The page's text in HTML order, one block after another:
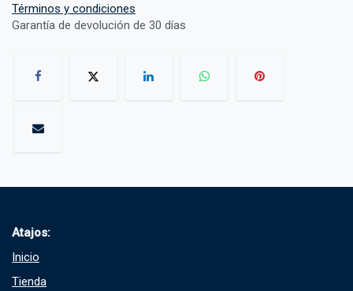
Términos y condiciones
Garantía de devolución de 30 días
Atajos:
Inicio
Tienda